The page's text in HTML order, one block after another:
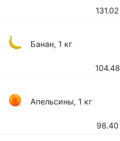
131.02
Банан, 1 кг
104.48
Апельсины, 1 кг
98.40